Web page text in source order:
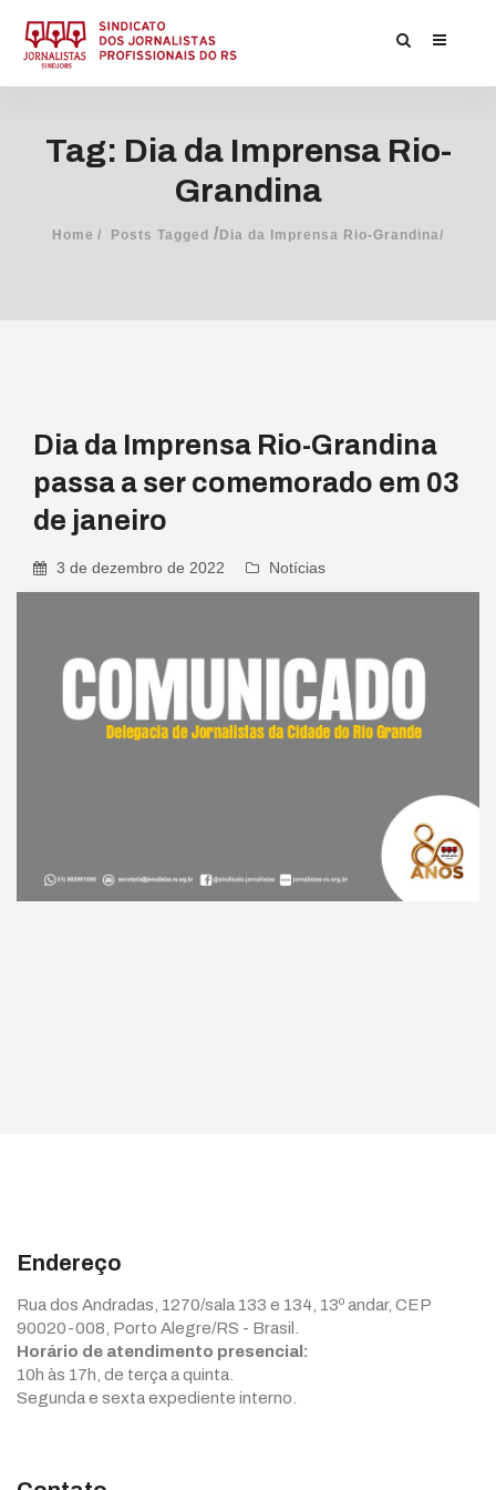
Tag: Dia da Imprensa Rio-
Grandina
Home Posts Tagged / Dia da Imprensa Rio-Grandina/
Dia da Imprensa Rio-Grandina
passa a ser comemorado em 03
de janeiro
3 de dezembro de 2022 Notícias
Endereço
Rua dos Andradas, 1270/sala 133 e 134, 13º andar, CEP
90020-008, Porto Alegre/RS - Brasil.
Horário de atendimento presencial:
10h às 17h, de terça a quinta.
Segunda e sexta expediente interno.